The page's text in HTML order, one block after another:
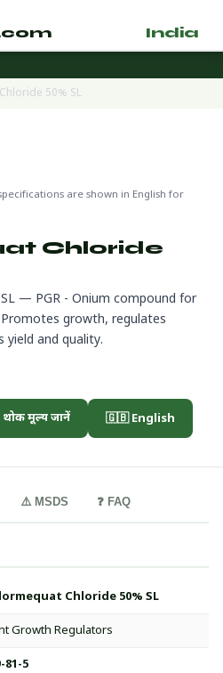
India
50% SL
are shown in English for
Chloride
— PGR - Onium compound for
growth, regulates
yield and quality.
थोक मूल्य जानें 🇬🇧 English
⚠️ MSDS ❓ FAQ
Chloride 50% SL
Growth Regulators
81-5